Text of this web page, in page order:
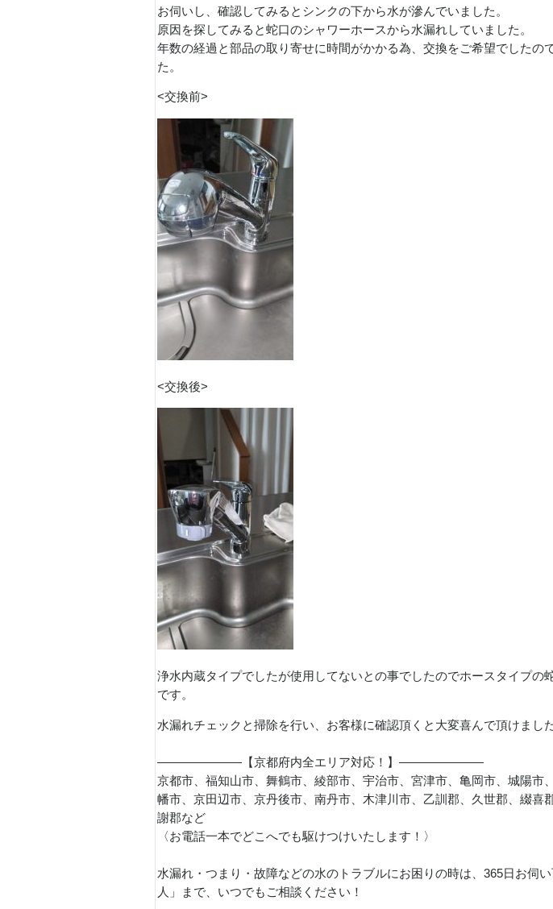
お伺いし、確認してみるとシンクの下から水が滲んでいました。
原因を探してみると蛇口のシャワーホースから水漏れしていました。
年数の経過と部品の取り寄せに時間がかかる為、交換をご希望でしたの
た。
<交換前>
<交換後>
浄水内蔵タイプでしたが使用してないとの事でしたのでホースタイプの
です。
水漏れチェックと掃除を行い、お客様に確認頂くと大変喜んで頂けました
———————【京都府内全エリア対応！】———————
京都市、福知山市、舞鶴市、綾部市、宇治市、宮津市、亀岡市、城陽市
幡市、京田辺市、京丹後市、南丹市、木津川市、乙訓郡、久世郡、綴喜
謝郡など
〈お電話一本でどこへでも駆けつけいたします！〉
水漏れ・つまり・故障などの水のトラブルにお困りの時は、365日お伺
人」まで、いつでもご相談ください！